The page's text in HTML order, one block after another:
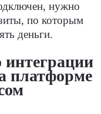
нужно
по которым
деньги.
платформе